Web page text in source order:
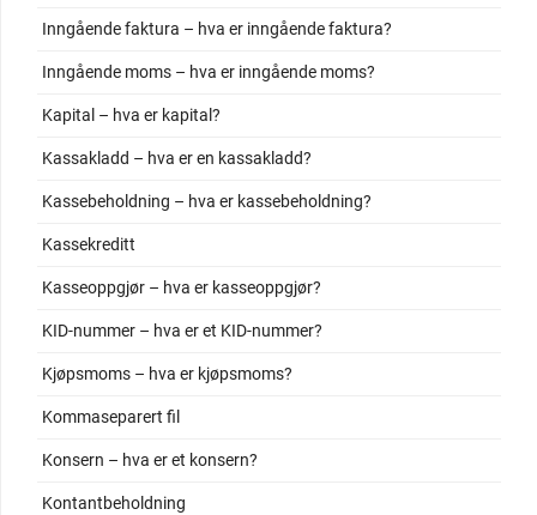
Inngående faktura – hva er inngående faktura?
Inngående moms – hva er inngående moms?
Kapital – hva er kapital?
Kassakladd – hva er en kassakladd?
Kassebeholdning – hva er kassebeholdning?
Kassekreditt
Kasseoppgjør – hva er kasseoppgjør?
KID-nummer – hva er et KID-nummer?
Kjøpsmoms – hva er kjøpsmoms?
Kommaseparert fil
Konsern – hva er et konsern?
Kontantbeholdning